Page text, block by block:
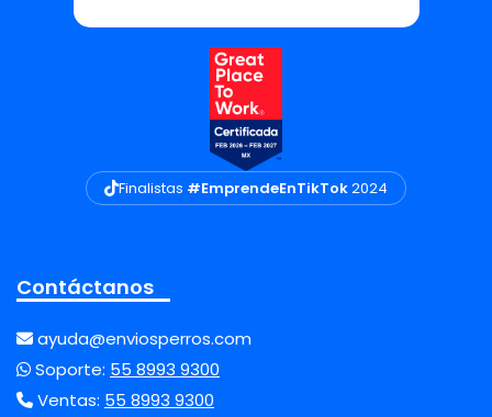
Finalistas #EmprendeEnTikTok2024
Contáctanos
ayuda@enviosperros.com
Soporte: 55 8993 9300
Ventas: 55 8993 9300